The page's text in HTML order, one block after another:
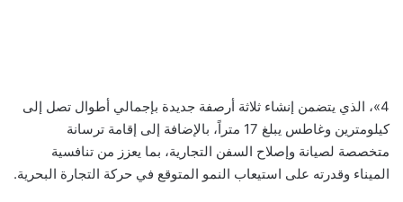
4»، الذي يتضمن إنشاء ثلاثة أرصفة جديدة بإجمالي أطوال تصل إلى
كيلومترين وغاطس يبلغ 17 متراً، بالإضافة إلى إقامة ترسانة
متخصصة لصيانة وإصلاح السفن التجارية، بما يعزز من تنافسية
الميناء وقدرته على استيعاب النمو المتوقع في حركة التجارة البحرية.